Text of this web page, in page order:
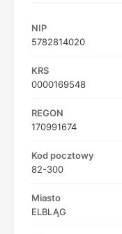
NIP
5782814020
KRS
0000169548
REGON
170991674
Kod pocztowy
82-300
Miasto
ELBLĄG